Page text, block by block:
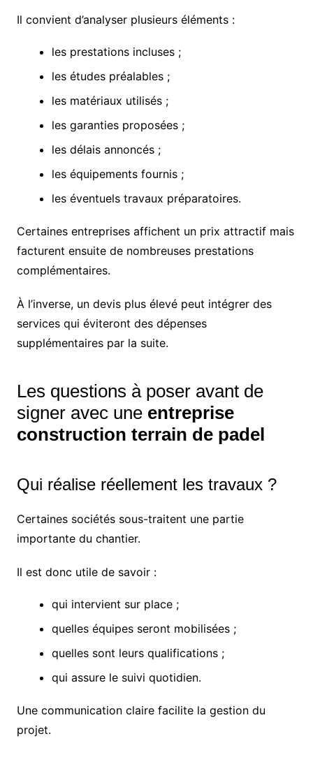
Il convient d’analyser plusieurs éléments :
les prestations incluses ;
les études préalables ;
les matériaux utilisés ;
les garanties proposées ;
les délais annoncés ;
les équipements fournis ;
les éventuels travaux préparatoires.
Certaines entreprises affichent un prix attractif mais
facturent ensuite de nombreuses prestations
complémentaires.
À l’inverse, un devis plus élevé peut intégrer des
services qui éviteront des dépenses
supplémentaires par la suite.
Les questions à poser avant de
signer avec une entreprise
construction terrain de padel
Qui réalise réellement les travaux ?
Certaines sociétés sous-traitent une partie
importante du chantier.
Il est donc utile de savoir :
qui intervient sur place ;
quelles équipes seront mobilisées ;
quelles sont leurs qualifications ;
qui assure le suivi quotidien.
Une communication claire facilite la gestion du
projet.